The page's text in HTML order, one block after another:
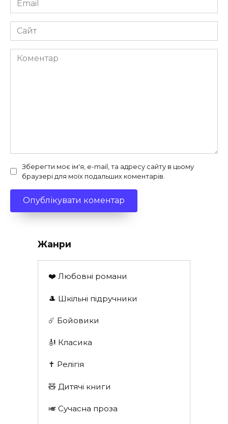
*
Сайт
Коментар
Зберегти моє ім'я, e-mail, та адресу сайту в цьому
браузері для моїх подальших коментарів.
Жанри
❤️ Любовні романи
🎩 Шкільні підручники
☄️ Бойовики
🎻 Класика
✝️ Релігія
🧸 Дитячі книги
🎺 Сучасна проза